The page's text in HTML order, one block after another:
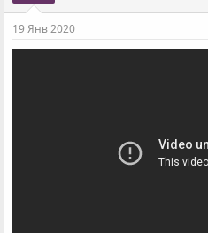
19 Янв 2020